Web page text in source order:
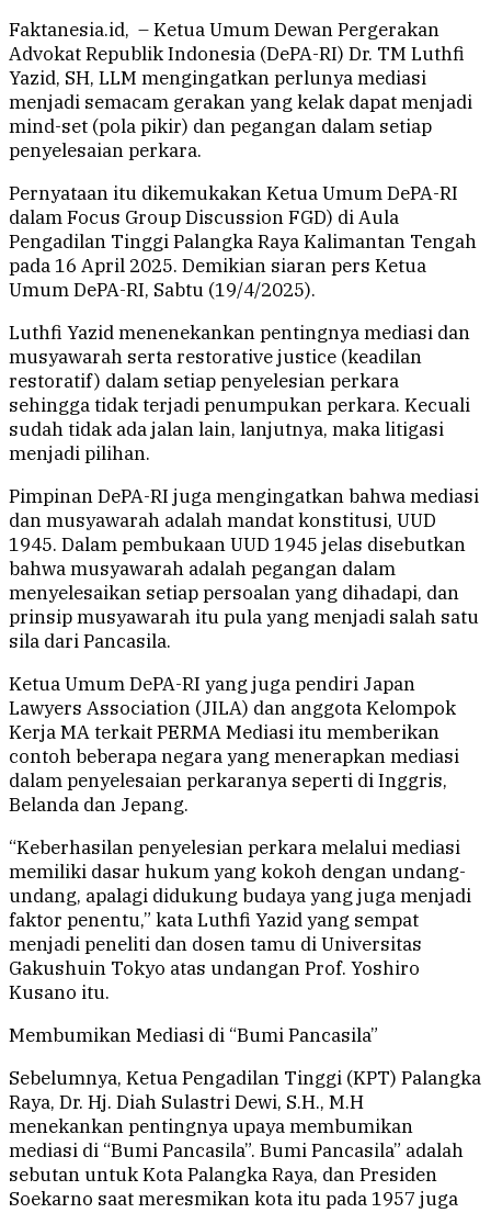
Faktanesia.id, – Ketua Umum Dewan Pergerakan
Advokat Republik Indonesia (DePA-RI) Dr. TM Luthfi
Yazid, SH, LLM mengingatkan perlunya mediasi
menjadi semacam gerakan yang kelak dapat menjadi
mind-set (pola pikir) dan pegangan dalam setiap
penyelesaian perkara.
Pernyataan itu dikemukakan Ketua Umum DePA-RI
dalam Focus Group Discussion FGD) di Aula
Pengadilan Tinggi Palangka Raya Kalimantan Tengah
pada 16 April 2025. Demikian siaran pers Ketua
Umum DePA-RI, Sabtu (19/4/2025).
Luthfi Yazid menenekankan pentingnya mediasi dan
musyawarah serta restorative justice (keadilan
restoratif) dalam setiap penyelesian perkara
sehingga tidak terjadi penumpukan perkara. Kecuali
sudah tidak ada jalan lain, lanjutnya, maka litigasi
menjadi pilihan.
Pimpinan DePA-RI juga mengingatkan bahwa mediasi
dan musyawarah adalah mandat konstitusi, UUD
1945. Dalam pembukaan UUD 1945 jelas disebutkan
bahwa musyawarah adalah pegangan dalam
menyelesaikan setiap persoalan yang dihadapi, dan
prinsip musyawarah itu pula yang menjadi salah satu
sila dari Pancasila.
Ketua Umum DePA-RI yang juga pendiri Japan
Lawyers Association (JILA) dan anggota Kelompok
Kerja MA terkait PERMA Mediasi itu memberikan
contoh beberapa negara yang menerapkan mediasi
dalam penyelesaian perkaranya seperti di Inggris,
Belanda dan Jepang.
“Keberhasilan penyelesian perkara melalui mediasi
memiliki dasar hukum yang kokoh dengan undang-
undang, apalagi didukung budaya yang juga menjadi
faktor penentu,” kata Luthfi Yazid yang sempat
menjadi peneliti dan dosen tamu di Universitas
Gakushuin Tokyo atas undangan Prof. Yoshiro
Kusano itu.
Membumikan Mediasi di “Bumi Pancasila”
Sebelumnya, Ketua Pengadilan Tinggi (KPT) Palangka
Raya, Dr. Hj. Diah Sulastri Dewi, S.H., M.H
menekankan pentingnya upaya membumikan
mediasi di “Bumi Pancasila”. Bumi Pancasila” adalah
sebutan untuk Kota Palangka Raya, dan Presiden
Soekarno saat meresmikan kota itu pada 1957 juga